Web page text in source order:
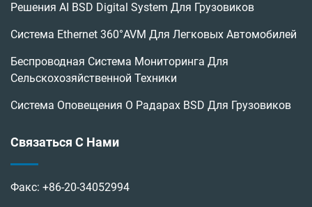
Решения AI BSD Digital System Для Грузовиков
Система Ethernet 360°AVM Для Легковых Автомобилей
Беспроводная Система Мониторинга Для
Сельскохозяйственной Техники
Система Оповещения О Радарах BSD Для Грузовиков
Связаться С Нами
Факс: +86-20-34052994